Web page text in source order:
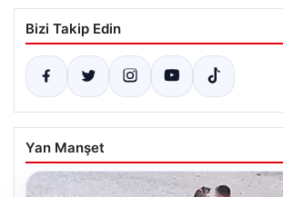
Bizi Takip Edin
Yan Manşet